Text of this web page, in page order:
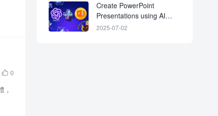
 0
Create PowerPoint
Presentations using AI
(ChatGPT & More)
2025-07-02